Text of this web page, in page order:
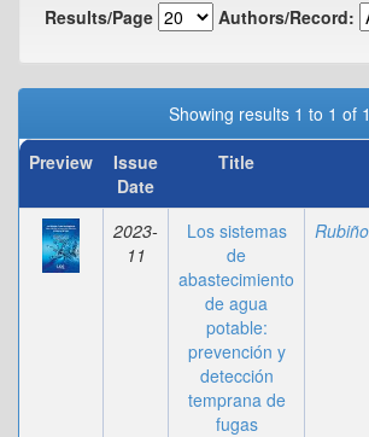
Results/Page
Authors/Record:
Showing results 1 to 1 of 1
Preview
Issue
Date
Title
2023-
11
Los sistemas
de
abastecimiento
de agua
potable:
prevención y
detección
temprana de
fugas